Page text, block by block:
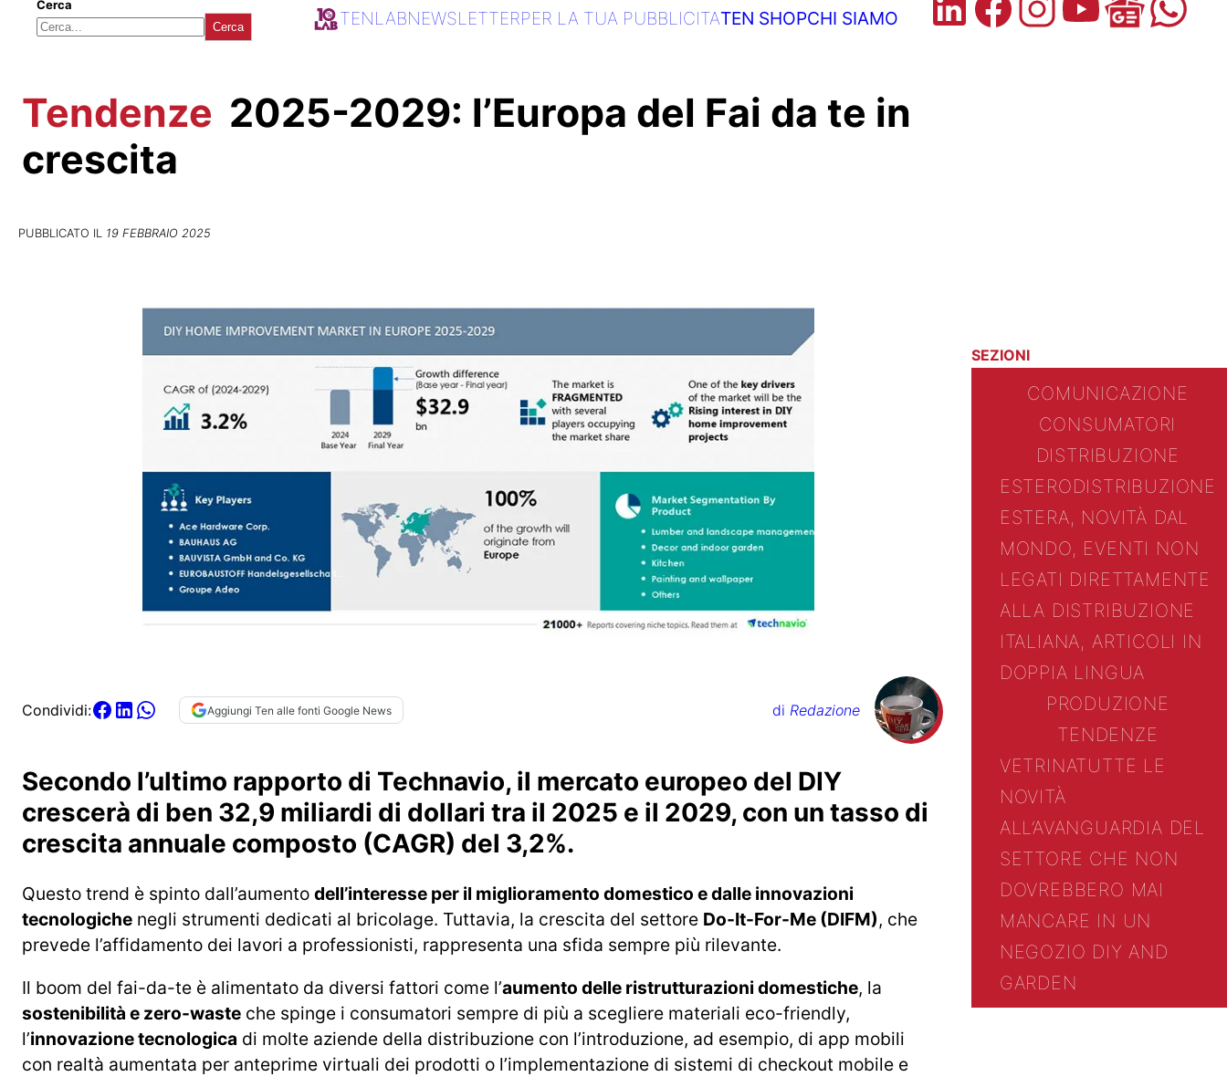
Cerca
Cerca TENLABNEWSLETTERPER LA TUA PUBBLICITATEN SHOPCHI SIAMO
Tendenze 2025-2029: l’Europa del Fai da te in
crescita
PUBBLICATO IL 19 FEBBRAIO 2025
Condividi: Aggiungi Ten alle fonti Google News di Redazione
Secondo l’ultimo rapporto di Technavio, il mercato europeo del DIY
crescerà di ben 32,9 miliardi di dollari tra il 2025 e il 2029, con un tasso di
crescita annuale composto (CAGR) del 3,2%.
Questo trend è spinto dall’aumento dell’interesse per il miglioramento domestico e dalle innovazioni
tecnologiche negli strumenti dedicati al bricolage. Tuttavia, la crescita del settore Do-It-For-Me (DIFM), che
prevede l’affidamento dei lavori a professionisti, rappresenta una sfida sempre più rilevante.
Il boom del fai-da-te è alimentato da diversi fattori come l’aumento delle ristrutturazioni domestiche, la
sostenibilità e zero-waste che spinge i consumatori sempre di più a scegliere materiali eco-friendly,
l’innovazione tecnologica di molte aziende della distribuzione con l’introduzione, ad esempio, di app mobili
con realtà aumentata per anteprime virtuali dei prodotti o l’implementazione di sistemi di checkout mobile e
SEZIONI
COMUNICAZIONE
CONSUMATORI
DISTRIBUZIONE
ESTERODISTRIBUZIONE
ESTERA, NOVITÀ DAL
MONDO, EVENTI NON
LEGATI DIRETTAMENTE
ALLA DISTRIBUZIONE
ITALIANA, ARTICOLI IN
DOPPIA LINGUA
PRODUZIONE
TENDENZE
VETRINATUTTE LE
NOVITÀ
ALL’AVANGUARDIA DEL
SETTORE CHE NON
DOVREBBERO MAI
MANCARE IN UN
NEGOZIO DIY AND
GARDEN